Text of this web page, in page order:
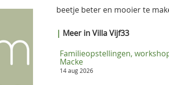
beetje beter en mooier te
| Meer in Villa Vijf33
Familieopstellingen,
Macke
14 aug 2026